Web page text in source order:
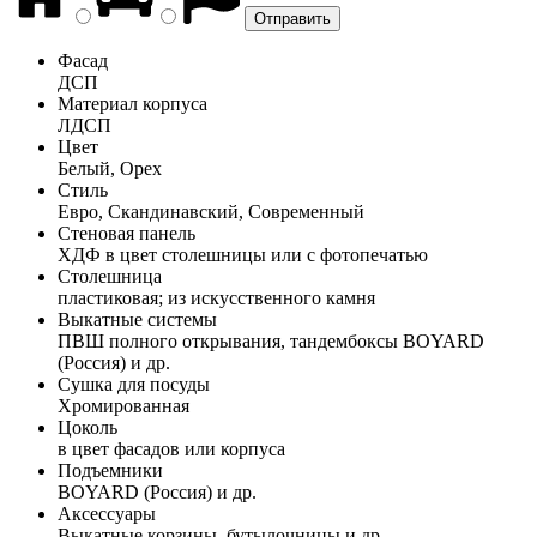
Фасад
ДСП
Материал корпуса
ЛДСП
Цвет
Белый, Орех
Стиль
Евро, Скандинавский, Современный
Стеновая панель
ХДФ в цвет столешницы или с фотопечатью
Столешница
пластиковая; из искусственного камня
Выкатные системы
ПВШ полного открывания, тандембоксы BOYARD
(Россия) и др.
Сушка для посуды
Хромированная
Цоколь
в цвет фасадов или корпуса
Подъемники
BOYARD (Россия) и др.
Аксессуары